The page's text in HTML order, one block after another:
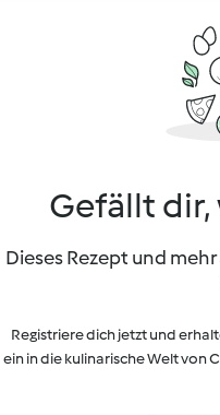
Gefällt dir,
Dieses Rezept und
Registriere dich jetzt und
ein in die kulinarische Welt von